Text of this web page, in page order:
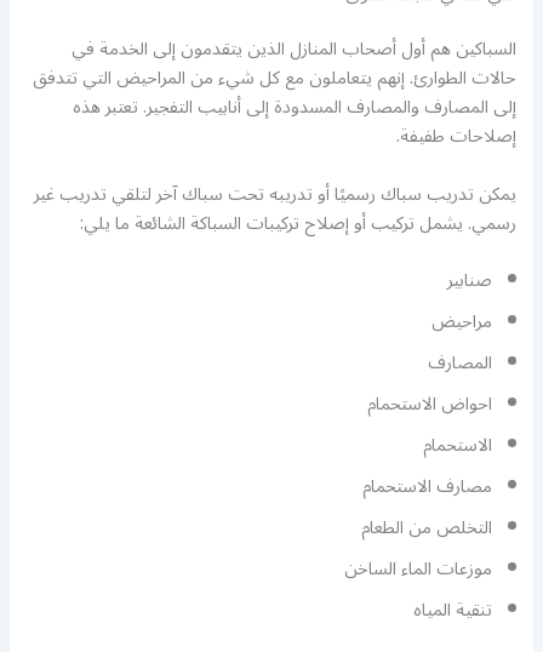
السباكين هم أول أصحاب المنازل الذين يتقدمون إلى الخدمة في
حالات الطوارئ. إنهم يتعاملون مع كل شيء من المراحيض التي تتدفق
إلى المصارف والمصارف المسدودة إلى أنابيب التفجير. تعتبر هذه
إصلاحات طفيفة.
يمكن تدريب سباك رسميًا أو تدريبه تحت سباك آخر لتلقي تدريب غير
رسمي. يشمل تركيب أو إصلاح تركيبات السباكة الشائعة ما يلي:
صنابير
مراحيض
المصارف
احواض الاستحمام
الاستحمام
مصارف الاستحمام
التخلص من الطعام
موزعات الماء الساخن
تنقية المياه